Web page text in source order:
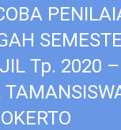
Tp. 2020